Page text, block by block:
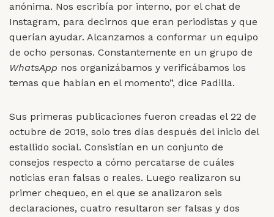
anónima. Nos escribía por interno, por el chat de
Instagram, para decirnos que eran periodistas y que
querían ayudar. Alcanzamos a conformar un equipo
de ocho personas. Constantemente en un grupo de
WhatsApp nos organizábamos y verificábamos los
temas que habían en el momento”, dice Padilla.
Sus primeras publicaciones fueron creadas el 22 de
octubre de 2019, solo tres días después del inicio del
estallido social. Consistían en un conjunto de
consejos respecto a cómo percatarse de cuáles
noticias eran falsas o reales. Luego realizaron su
primer chequeo, en el que se analizaron seis
declaraciones, cuatro resultaron ser falsas y dos